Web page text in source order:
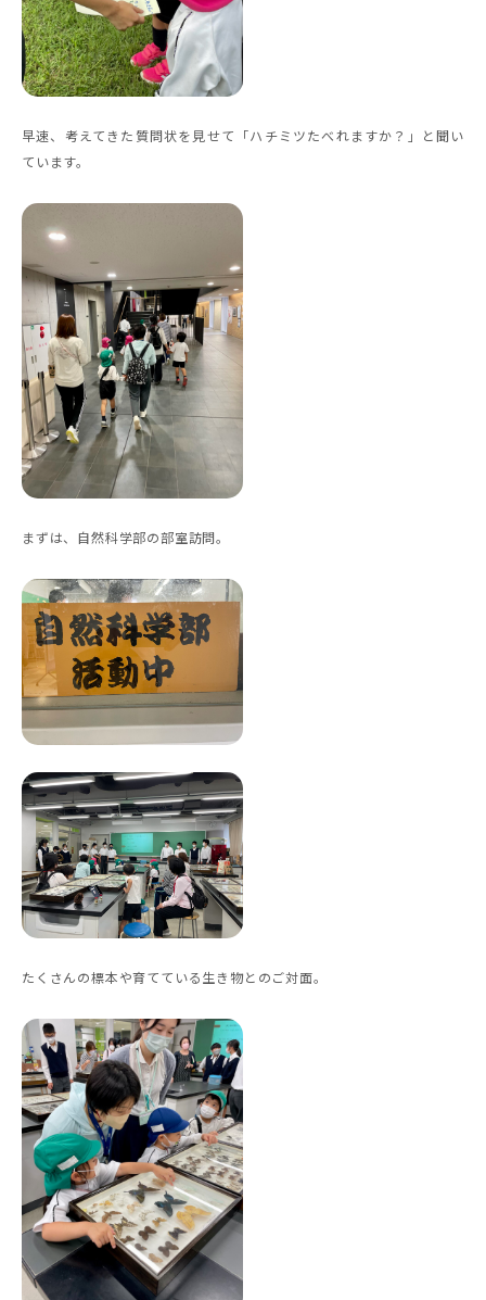
早速、考えてきた質問状を見せて「ハチミツたべれますか？」と聞い
ています。
まずは、自然科学部の部室訪問。
たくさんの標本や育てている生き物とのご対面。